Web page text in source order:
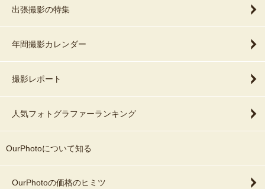
出張撮影の特集
年間撮影カレンダー
撮影レポート
人気フォトグラファーランキング
OurPhotoについて知る
OurPhotoの価格のヒミツ